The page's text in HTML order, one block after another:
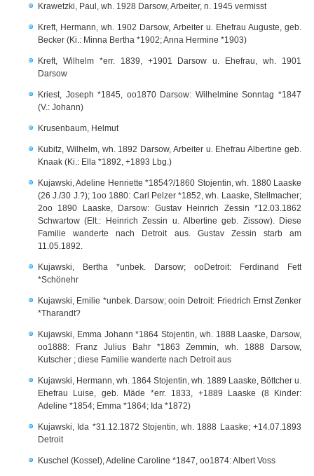
Krawetzki, Paul, wh. 1928 Darsow, Arbeiter, n. 1945 vermisst
Kreft, Hermann, wh. 1902 Darsow, Arbeiter u. Ehefrau Auguste, geb.
Becker (Ki.: Minna Bertha *1902; Anna Hermine *1903)
Kreft, Wilhelm *err. 1839, +1901 Darsow u. Ehefrau, wh. 1901
Darsow
Kriest, Joseph *1845, oo1870 Darsow: Wilhelmine Sonntag *1847
(V.: Johann)
Krusenbaum, Helmut
Kubitz, Wilhelm, wh. 1892 Darsow, Arbeiter u. Ehefrau Albertine geb.
Knaak (Ki.: Ella *1892, +1893 Lbg.)
Kujawski, Adeline Henriette *1854?/1860 Stojentin, wh. 1880 Laaske
(26 J./30 J.?); 1oo 1880: Carl Pelzer *1852, wh. Laaske, Stellmacher;
2oo 1890 Laaske, Darsow: Gustav Heinrich Zessin *12.03.1862
Schwartow (Elt.: Heinrich Zessin u. Albertine geb. Zissow). Diese
Familie wanderte nach Detroit aus. Gustav Zessin starb am
11.05.1892.
Kujawski, Bertha *unbek. Darsow; ooDetroit: Ferdinand Fett
*Schönehr
Kujawski, Emilie *unbek. Darsow; ooin Detroit: Friedrich Ernst Zenker
*Tharandt?
Kujawski, Emma Johann *1864 Stojentin, wh. 1888 Laaske, Darsow,
oo1888: Franz Julius Bahr *1863 Zemmin, wh. 1888 Darsow,
Kutscher ; diese Familie wanderte nach Detroit aus
Kujawski, Hermann, wh. 1864 Stojentin, wh. 1889 Laaske, Böttcher u.
Ehefrau Luise, geb. Mäde *err. 1833, +1889 Laaske (8 Kinder:
Adeline *1854; Emma *1864; Ida *1872)
Kujawski, Ida *31.12.1872 Stojentin, wh. 1888 Laaske; +14.07.1893
Detroit
Kuschel (Kossel), Adeline Caroline *1847, oo1874: Albert Voss